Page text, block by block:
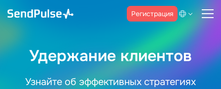
Регистрация
Удержание клиентов
Узнайте об эффективных стратегиях